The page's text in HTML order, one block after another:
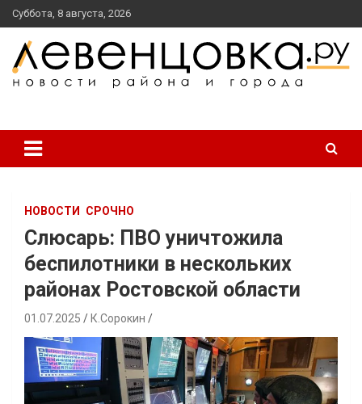
перейти
к
содержанию
Суббота, 8 августа, 2026
НОВОСТИ СРОЧНО
Слюсарь: ПВО уничтожила
беспилотники в нескольких
районах Ростовской области
01.07.2025 К.Сорокин